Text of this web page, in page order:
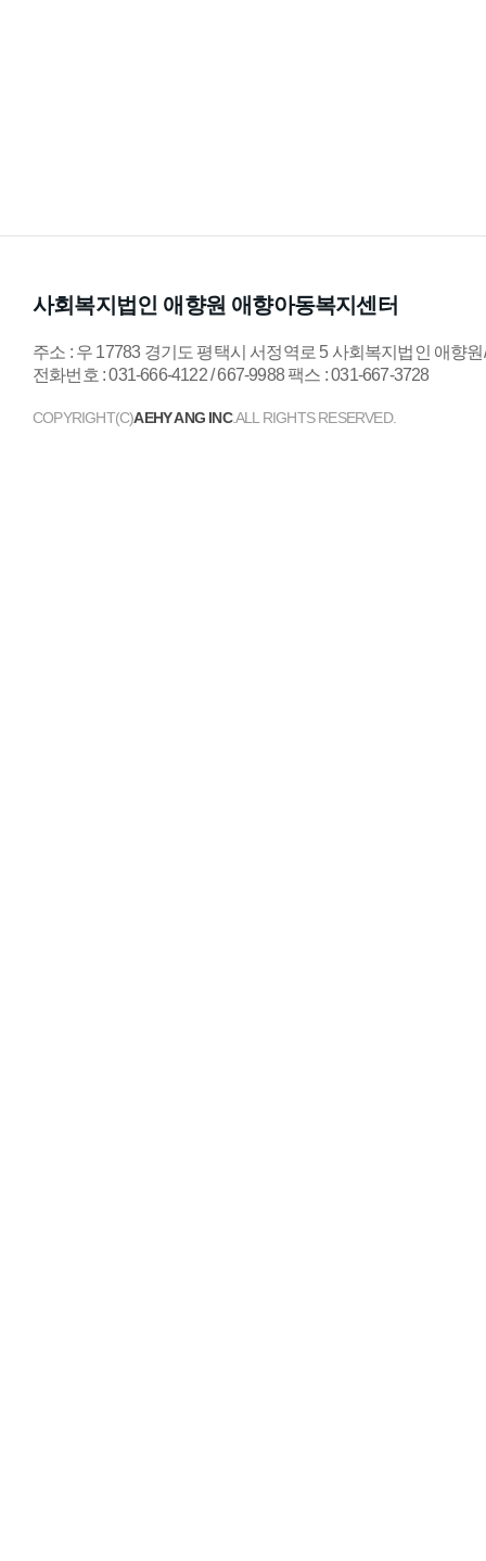
사회복지법인 애향원 애향아동복지센터
주소 : 우 17783 경기도 평택시 서정역로 5 사회복지법인 애향
전화번호 : 031-666-4122 / 667-9988 팩스 : 031-667-3728
COPYRIGHT(C)AEHY ANG INC.ALL RIGHTS RESERVED.